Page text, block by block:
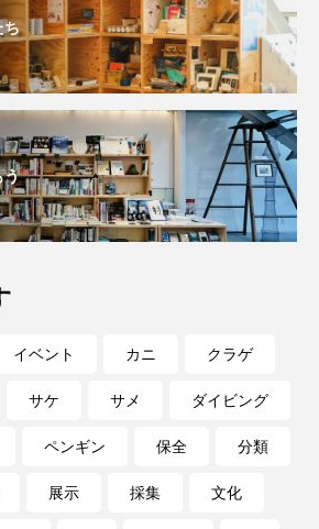
熱帯魚 牡蠣 特徴
環境 環境保全
生態 生態系 生物多様性
甲殻類 発酵食品
磯 磯焼け
磨シーワールド
ち 絶滅危惧種
繫殖 美ら海水族館
耳石 脊索動物
ち
う
イベント カニ クラゲ
サケ サメ ダイビング
ペンギン 保全 分類
展示 採集 文化